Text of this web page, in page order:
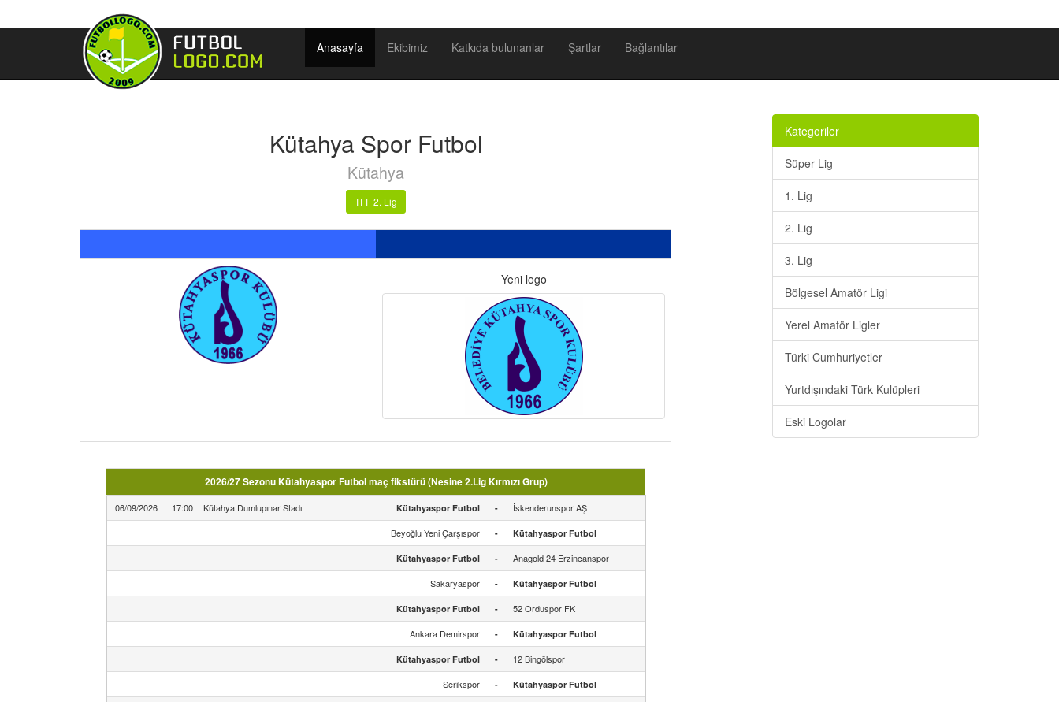
Anasayfa Ekibimiz Katkıda bulunanlar Şartlar Bağlantılar
Kütahya Spor Futbol
Kütahya
TFF 2. Lig
Yeni logo
2026/27 Sezonu Kütahyaspor Futbol maç fikstürü (Nesine 2.Lig Kırmızı Grup)
06/09/2026 17:00 Kütahya Dumlupınar Stadı Kütahyaspor Futbol -
İskenderunspor AŞ
Beyoğlu Yeni Çarşıspor
- Kütahyaspor Futbol
Kütahyaspor Futbol -
Anagold 24 Erzincanspor
Sakaryaspor
- Kütahyaspor Futbol
Kütahyaspor Futbol -
52 Orduspor FK
Ankara Demirspor
- Kütahyaspor Futbol
Kütahyaspor Futbol -
12 Bingölspor
Serikspor
- Kütahyaspor Futbol
Kategoriler
Süper Lig
1. Lig
2. Lig
3. Lig
Bölgesel Amatör Ligi
Yerel Amatör Ligler
Türki Cumhuriyetler
Yurtdışındaki Türk Kulüpleri
Eski Logolar